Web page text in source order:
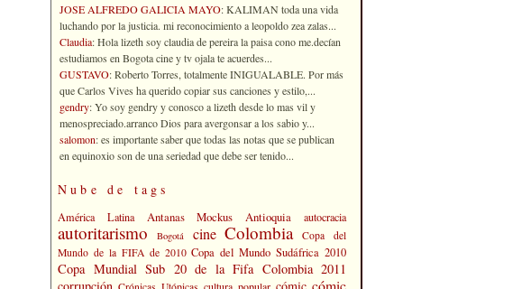
JOSE ALFREDO GALICIA MAYO: KALIMAN toda una vida
luchando por la justicia. mi reconocimiento a leopoldo zea zalas...
Claudia: Hola lizeth soy claudia de pereira la paisa cono me.decían
estudiamos en Bogota cine y tv ojala te acuerdes...
GUSTAVO: Roberto Torres, totalmente INIGUALABLE. Por más
que Carlos Vives ha querido copiar sus canciones y estilo,...
gendry: Yo soy gendry y conosco a lizeth desde lo mas vil y
menospreciado.arranco Dios para avergonsar a los sabio y...
salomon: es importante saber que todas las notas que se publican
en equinoxio son de una seriedad que debe ser tenido...
Nube de tags
América Latina Antanas Mockus Antioquia autocracia
autoritarismo Bogotá cine Colombia
Copa del
Mundo de la FIFA de 2010 Copa del Mundo Sudáfrica 2010
Copa Mundial Sub 20 de la Fifa Colombia 2011
corrupción
cultura popular cómic cómic